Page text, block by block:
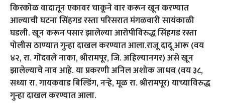
किरकोळ वादातून एकावर चाकूने वार करून खून करण्यात
आल्याची घटना सिंहगड रस्ता परिसरात मंगळवारी सायंकाळी
घडली. खून करून पसार झालेल्या आरोपीविरुद्ध सिंहगड रस्ता
पोलीस ठाण्यात गुन्हा दाखल करण्यात आला.राजू दादू आरू (वय
४२, रा. गोंदवले नाका, श्रीरामपूर, जि. अहिल्यानगर) असे खून
झालेल्याचे नाव आहे. या प्रकरणी अनिल अशोक जाधव (वय ३८,
सध्या रा. गायकवाड बिल्डिंग, नऱ्हे, मूळ रा. श्रीरामपूर) याच्याविरुद्ध
गुन्हा दाखल करण्यात आला.